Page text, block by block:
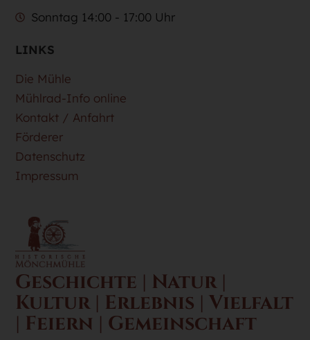
Geschichte | Natur |
Kultur | Erlebnis | Vielfalt
| Feiern | Gemeinschaft
LINKS
Die Mühle
Mühlrad-Info online
Kontakt / Anfahrt
Förderer
Datenschutz
Impressum
Sonntag 14:00 - 17:00 Uhr